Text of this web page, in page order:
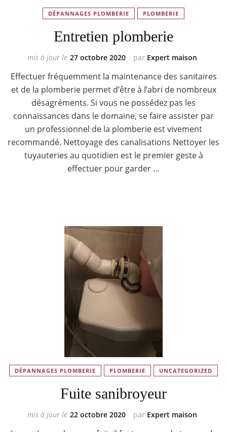
DÉPANNAGES PLOMBERIE PLOMBERIE
Entretien plomberie
par Expert maison
mis à jour le 27 octobre 2020
Effectuer fréquemment la maintenance des sanitaires
et de la plomberie permet d’être à l’abri de nombreux
désagréments. Si vous ne possédez pas les
connaissances dans le domaine, se faire assister par
un professionnel de la plomberie est vivement
recommandé. Nettoyage des canalisations Nettoyer les
tuyauteries au quotidien est le premier geste à
effectuer pour garder …
DÉPANNAGES PLOMBERIE PLOMBERIE UNCATEGORIZED
Fuite sanibroyeur
par Expert maison
mis à jour le 22 octobre 2020